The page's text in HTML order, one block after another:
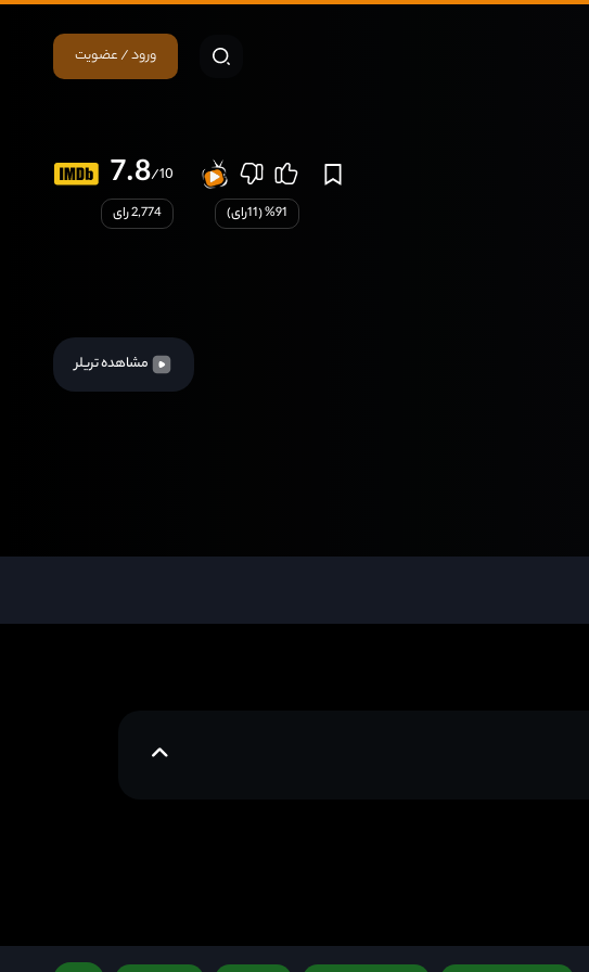
ورود / عضویت
7.8/10
2,774 رای 91
% (
11رای)
مشاهده تریلر